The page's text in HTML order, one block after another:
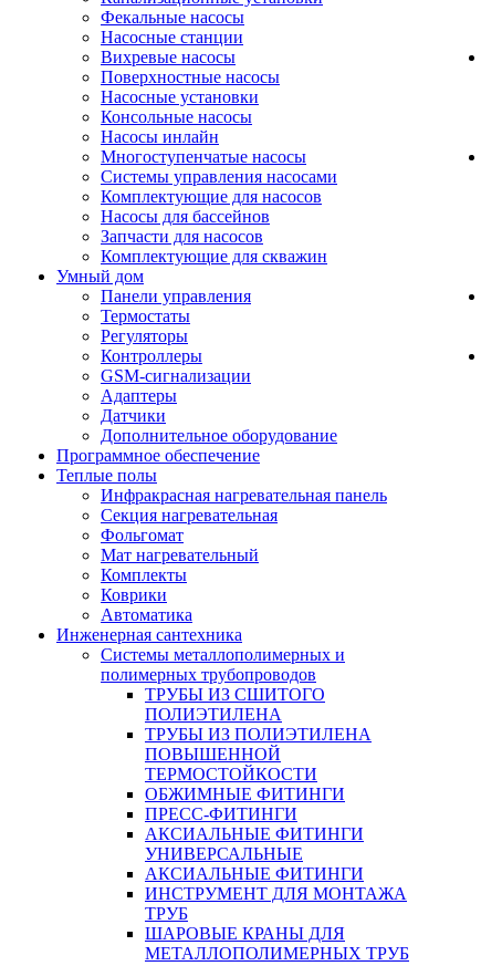
Фекальные насосы
Насосные станции
Вихревые насосы
Поверхностные насосы
Насосные установки
Консольные насосы
Насосы инлайн
Многоступенчатые насосы
Системы управления насосами
Комплектующие для насосов
Насосы для бассейнов
Запчасти для насосов
Комплектующие для скважин
Умный дом
Панели управления
Термостаты
Регуляторы
Контроллеры
GSM-сигнализации
Адаптеры
Датчики
Дополнительное оборудование
Программное обеспечение
Теплые полы
Инфракрасная нагревательная панель
Секция нагревательная
Фольгомат
Мат нагревательный
Комплекты
Коврики
Автоматика
Инженерная сантехника
Системы металлополимерных и
полимерных трубопроводов
ТРУБЫ ИЗ СШИТОГО
ПОЛИЭТИЛЕНА
ТРУБЫ ИЗ ПОЛИЭТИЛЕНА
ПОВЫШЕННОЙ
ТЕРМОСТОЙКОСТИ
ОБЖИМНЫЕ ФИТИНГИ
ПРЕСС-ФИТИНГИ
АКСИАЛЬНЫЕ ФИТИНГИ
УНИВЕРСАЛЬНЫЕ
АКСИАЛЬНЫЕ ФИТИНГИ
ИНСТРУМЕНТ ДЛЯ МОНТАЖА
ТРУБ
ШАРОВЫЕ КРАНЫ ДЛЯ
МЕТАЛЛОПОЛИМЕРНЫХ ТРУБ